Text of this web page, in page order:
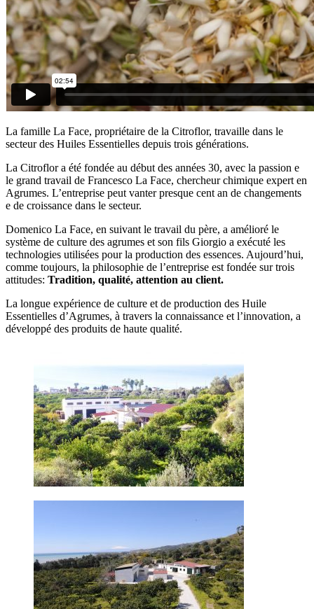
La famille La Face, propriétaire de la Citroflor, travaille dans le
secteur des Huiles Essentielles depuis trois générations.
La Citroflor a été fondée au début des années 30, avec la passion e
le grand travail de Francesco La Face, chercheur chimique expert en
Agrumes. L’entreprise peut vanter presque cent an de changements
e de croissance dans le secteur.
Domenico La Face, en suivant le travail du père, a amélioré le
système de culture des agrumes et son fils Giorgio a exécuté les
technologies utilisées pour la production des essences. Aujourd’hui,
comme toujours, la philosophie de l’entreprise est fondée sur trois
attitudes: Tradition, qualité, attention au client.
La longue expérience de culture et de production des Huile
Essentielles d’Agrumes, à travers la connaissance et l’innovation, a
développé des produits de haute qualité.